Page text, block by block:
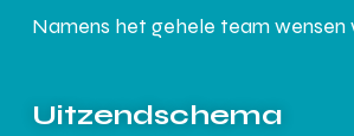
Namens het gehele team wensen
Uitzendschema